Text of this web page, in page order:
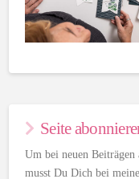
Seite
Um bei neuen
musst Du Dich bei